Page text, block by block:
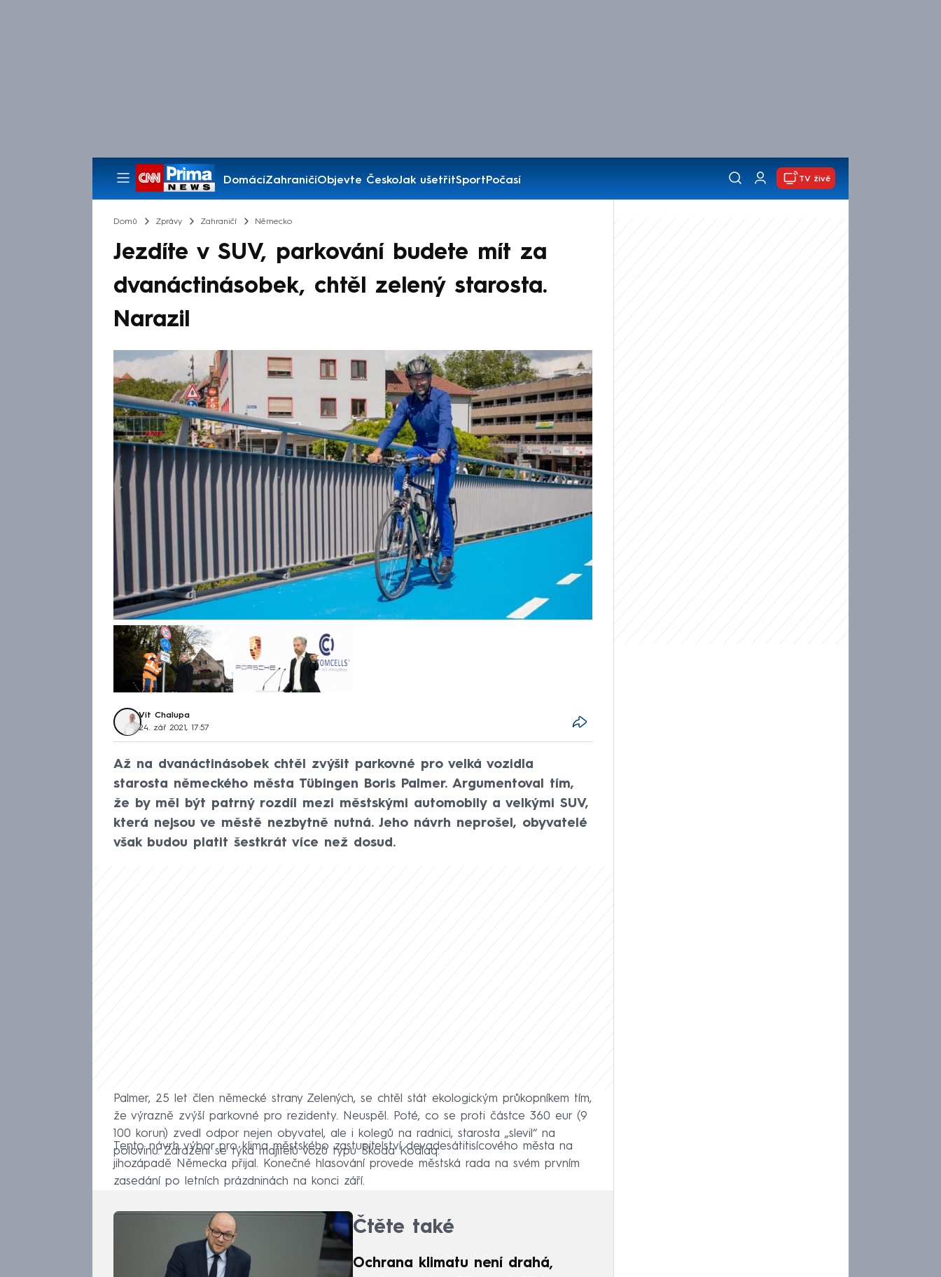
DomácíZahraničíObjevte ČeskoJak ušetřitSportPočasí
Pořady
TV živě
Domů Zprávy Zahraničí Německo
Jezdíte v SUV, parkování budete mít za
dvanáctinásobek, chtěl zelený starosta.
Narazil
Vít Chalupa
24. zář 2021, 17:57
Až na dvanáctinásobek chtěl zvýšit parkovné pro velká vozidla
starosta německého města Tübingen Boris Palmer. Argumentoval tím,
že by měl být patrný rozdíl mezi městskými automobily a velkými SUV,
která nejsou ve městě nezbytně nutná. Jeho návrh neprošel, obyvatelé
však budou platit šestkrát více než dosud.
Palmer, 25 let člen německé strany Zelených, se chtěl stát ekologickým průkopníkem tím,
že výrazně zvýší parkovné pro rezidenty. Neuspěl. Poté, co se proti částce 360 eur (9
100 korun) zvedl odpor nejen obyvatel, ale i kolegů na radnici, starosta „slevil“ na
polovinu. Zdražení se týká majitelů vozů typu Škoda Kodiaq.
Tento návrh výbor pro klima městského zastupitelství devadesátitisícového města na
jihozápadě Německa přijal. Konečné hlasování provede městská rada na svém prvním
zasedání po letních prázdninách na konci září.
Čtěte také
Ochrana klimatu není drahá,